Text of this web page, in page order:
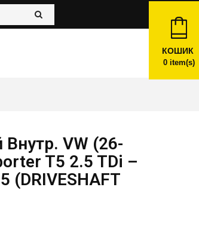
КОШИК
0item(s)
VW (26-
T5 2.5 TDi –
(DRIVESHAFT